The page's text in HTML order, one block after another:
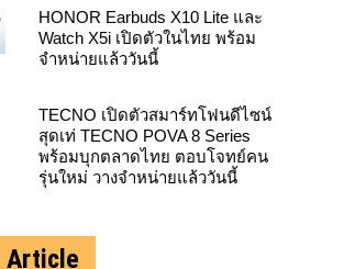
HONOR Earbuds X10 Lite และ
Watch X5i เปิดตัวในไทย พร้อม
จำหน่ายแล้ววันนี้
TECNO เปิดตัวสมาร์ทโฟนดีไซน์
สุดเท่ TECNO POVA 8 Series
พร้อมบุกตลาดไทย ตอบโจทย์คน
รุ่นใหม่ วางจำหน่ายแล้ววันนี้
Article